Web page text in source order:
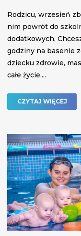
Rodzicu, wrzesień
nim powrót do
dodatkowych.
godziny na basenie
dziecku zdrowie,
całe życie....
CZYTAJ WIĘCEJ